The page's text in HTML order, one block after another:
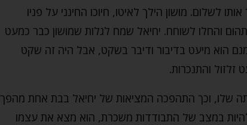
לשלום. מושון הילך לאיטו, חיוכו החינני על פניו
והחלו לשוחח. יחיאל שמח לגלות שמושון כבר כמעט
הוא מיעט בדיבור ודיבר בשקט, אבל היה זה שקט
זלזול והתנכרות.
שלו, וכך התהפכה המציאות של יחיאל בבת אחת מהפך
במצב של התבודדות משכרת, הוא מצא את עצמו